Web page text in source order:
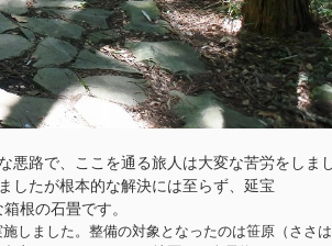
悪路で、ここを通る旅人は大変な苦労をしま
したが根本的な解決には至らず、延宝
根の石畳です。
しました。整備の対象となったのは笹原（ささは